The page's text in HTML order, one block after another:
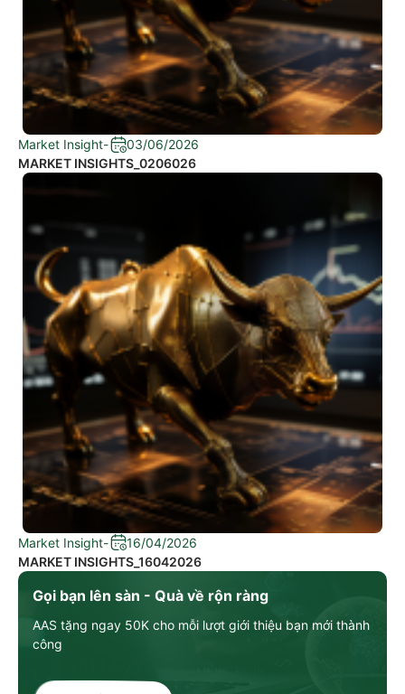
Gọi bạn lên sàn - Quà về rộn ràng
AAS tặng ngay 50K cho mỗi lượt giới thiệu bạn mới thành
công
Market Insight-
03/06/2026
MARKET INSIGHTS_0206026
Market Insight-
16/04/2026
MARKET INSIGHTS_16042026